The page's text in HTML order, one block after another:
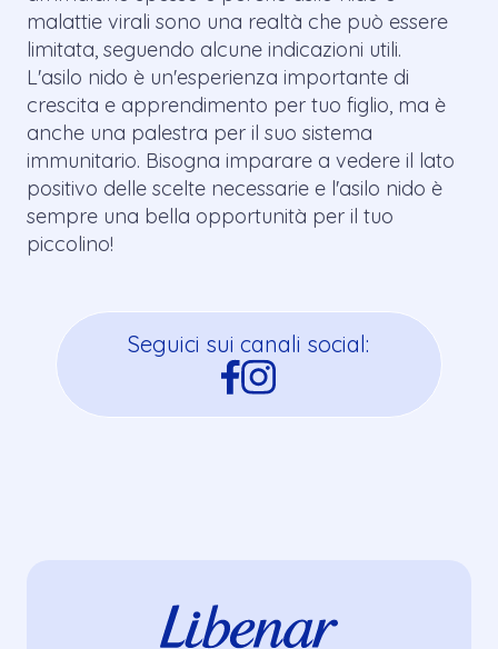
malattie virali sono una realtà che può essere
limitata, seguendo alcune indicazioni utili.
L'asilo nido è un'esperienza importante di
crescita e apprendimento per tuo figlio, ma è
anche una palestra per il suo sistema
immunitario. Bisogna imparare a vedere il lato
positivo delle scelte necessarie e l'asilo nido è
sempre una bella opportunità per il tuo
piccolino!
Seguici sui canali social: